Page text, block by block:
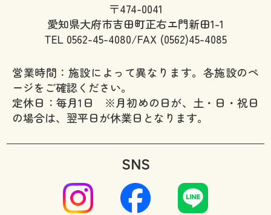
〒474-0041
愛知県大府市吉田町正右エ門新田1-1
TEL 0562-45-4080/FAX (0562)45-4085
営業時間：施設によって異なります。各施設のペ
ージをご確認ください。
定休日：毎月1日 ※月初めの日が、土・日・祝日
の場合は、翌平日が休業日となります。
SNS